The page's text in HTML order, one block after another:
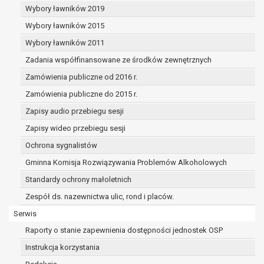
Wybory ławników 2019
Wybory ławników 2015
Wybory ławników 2011
Zadania współfinansowane ze środków zewnętrznych
Zamówienia publiczne od 2016 r.
Zamówienia publiczne do 2015 r.
Zapisy audio przebiegu sesji
Zapisy wideo przebiegu sesji
Ochrona sygnalistów
Gminna Komisja Rozwiązywania Problemów Alkoholowych
Standardy ochrony małoletnich
Zespół ds. nazewnictwa ulic, rond i placów.
Serwis
Raporty o stanie zapewnienia dostępności jednostek OSP
Instrukcja korzystania
celu wywiązania się z obowiązku
wynikającego z przepisów prawa;
prawo do żądania ograniczenia
przetwarzania danych osobowych na
podstawie art. 18 RODO, w przypadku gdy:
osoba, której dane dotyczą
kwestionuje prawidłowość danych
osobowych – na okres pozwalający
administratorowi sprawdzić
prawidłowość tych danych,
przetwarzanie danych jest niezgodne
z prawem, a osoba, której dane
dotyczą, sprzeciwia się usunięciu
danych, żądając w zamian ich
ograniczenia,
której dane dotyczą, potrzebuje ich do
ustalenia, obrony lub dochodzenia